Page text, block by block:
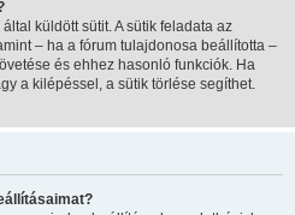
küldött sütit. A sütik feladata az
– ha a fórum tulajdonosa beállította –
és ehhez hasonló funkciók. Ha
a kilépéssel, a sütik törlése segíthet.